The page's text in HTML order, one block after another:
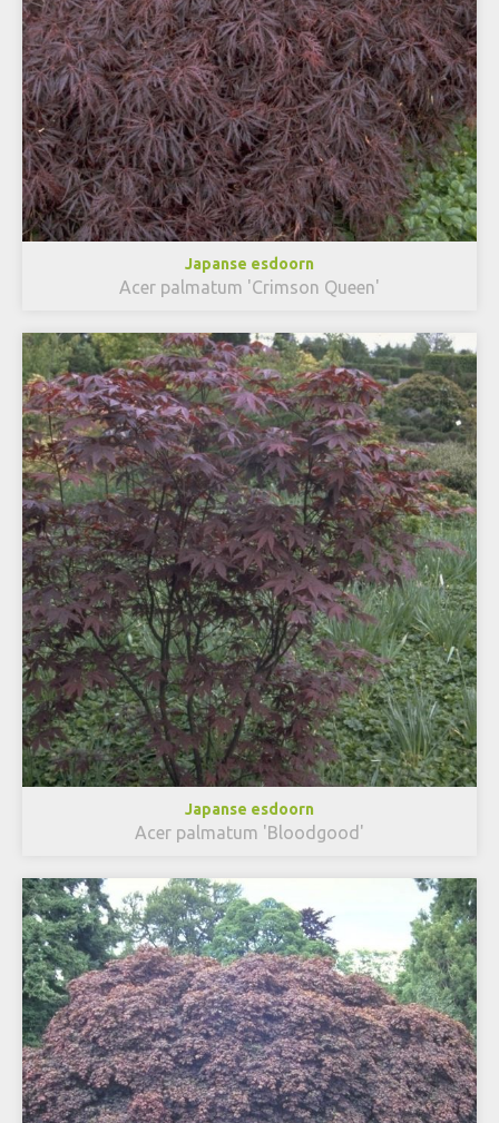
Japanse esdoorn
Acer palmatum 'Crimson Queen'
Japanse esdoorn
Acer palmatum 'Bloodgood'